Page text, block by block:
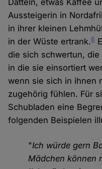
Datteln, etwas Kaffee
Aussteigerin in
in ihrer kleinen
in der Wüste ertrank.6
die sich schwertun,
in die sie einsortiert
wenn sie sich in ihnen
zugehörig fühlen. Für
Schubladen eine
folgenden Beispielen
"Ich würde gern
Mädchen können